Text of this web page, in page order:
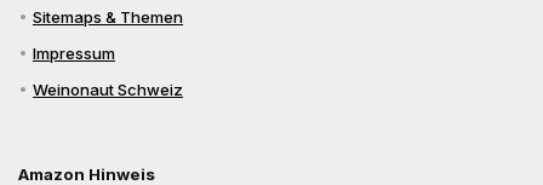
Sitemaps & Themen
Impressum
Weinonaut Schweiz
Amazon Hinweis